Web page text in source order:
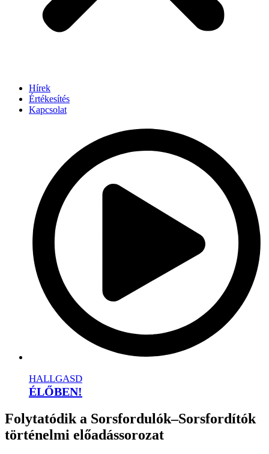
Hírek
Értékesítés
Kapcsolat
HALLGASD
ÉLŐBEN!
Folytatódik a Sorsfordulók–Sorsfordítók
történelmi előadássorozat